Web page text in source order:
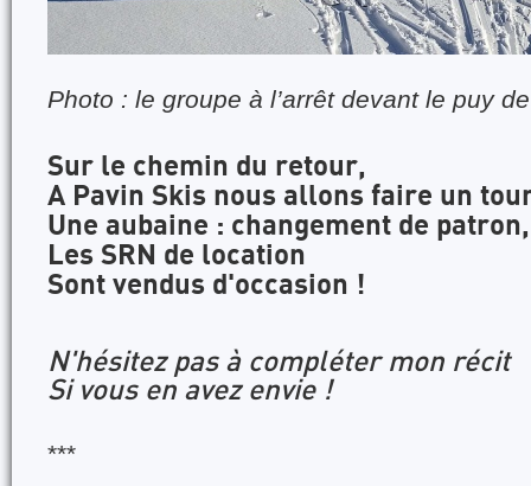
Photo : le groupe à l’arrêt devant le puy
Sur le chemin du retour,
A Pavin Skis nous allons faire un
Une aubaine : changement de patron,
Les SRN de location
Sont vendus d'occasion !
N'hésitez pas à compléter mon récit
Si vous en avez envie !
***